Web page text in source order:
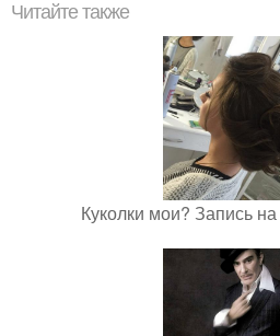
Читайте также
Куколки мои? Запись